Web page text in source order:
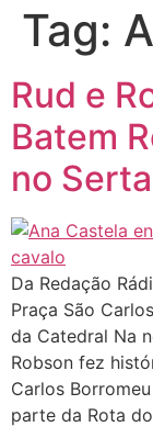
Tag:
Rud e
Batem
no
Da Redação
Praça São
da Catedral Na
Robson fez
Carlos
parte da Rota